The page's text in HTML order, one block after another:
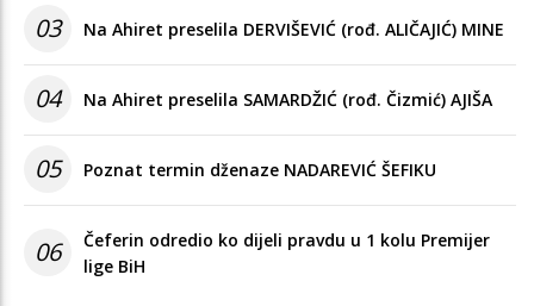
03 Na Ahiret preselila DERVIŠEVIĆ (rođ. ALIČAJIĆ) MINE
04 Na Ahiret preselila SAMARDŽIĆ (rođ. Čizmić) AJIŠA
05 Poznat termin dženaze NADAREVIĆ ŠEFIKU
06
Čeferin odredio ko dijeli pravdu u 1 kolu Premijer
lige BiH